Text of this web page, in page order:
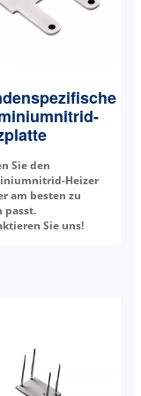
Sie den
Heizer
am besten zu
passt.
Sie uns!